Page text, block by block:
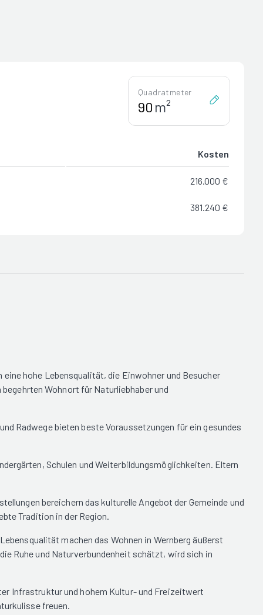
Quadratmeter
m²
Kosten
216.000 €
381.240 €
hohe Lebensqualität, die Einwohner und Besucher
Wohnort für Naturliebhaber und
Radwege bieten beste Voraussetzungen für ein gesundes
Schulen und Weiterbildungsmöglichkeiten. Eltern
bereichern das kulturelle Angebot der Gemeinde und
Tradition in der Region.
machen das Wohnen in Wernberg äußerst
Ruhe und Naturverbundenheit schätzt, wird sich in
Infrastruktur und hohem Kultur- und Freizeitwert
freuen.